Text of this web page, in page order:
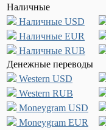
Наличные
Наличные USD
Наличные EUR
Наличные RUB
Денежные переводы
Western USD
Western RUB
Moneygram USD
Moneygram EUR